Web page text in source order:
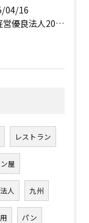
04/16
｢健康経営優良法人2025（中小規模法人部門）｣に認定されました。
レストラン
屋
人 九州
パン